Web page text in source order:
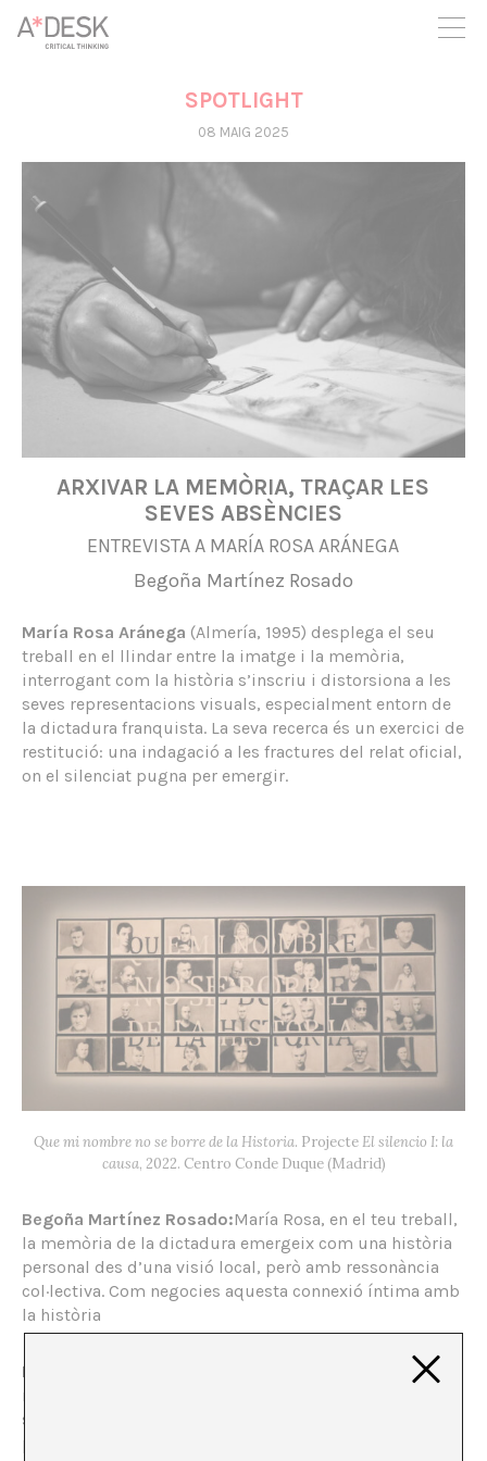
seguim necessitant-te per a poder seguir endavant. Ara pots
participar del projecte i recolzar-lo.
SPOTLIGHT
08 MAIG 2025
ARXIVAR LA MEMÒRIA, TRAÇAR LES
SEVES ABSÈNCIES
ENTREVISTA A MARÍA ROSA ARÁNEGA
Begoña Martínez Rosado
María Rosa Aránega (Almería, 1995) desplega el seu
treball en el llindar entre la imatge i la memòria,
interrogant com la història s’inscriu i distorsiona a les
seves representacions visuals, especialment entorn de
la dictadura franquista. La seva recerca és un exercici de
restitució: una indagació a les fractures del relat oficial,
on el silenciat pugna per emergir.
Que mi nombre no se borre de la Historia. Projecte El silencio I: la
causa, 2022. Centro Conde Duque (Madrid)
Begoña Martínez Rosado:María Rosa, en el teu treball,
la memòria de la dictadura emergeix com una història
personal des d’una visió local, però amb ressonància
col·lectiva. Com negocies aquesta connexió íntima amb
la història
María Rosa Aránega:
Quan vaig pensar en el conflicte
més pròxim a la nostra realitat a Espanya, la resposta va
ser clara: la dictadura i el cop d’estat feixista. El meu
primer recurs va ser la memòria familiar, sobretot la de